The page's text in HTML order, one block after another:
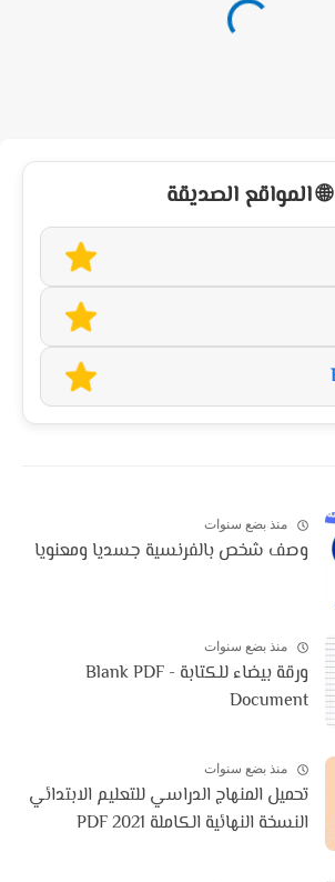
🌐 المواقع الصديقة
منذ بضع سنوات
وصف شخص بالفرنسية جسديا ومعنويا
منذ بضع سنوات
ورقة بيضاء للكتابة - Blank PDF
Document
منذ بضع سنوات
تحميل المنهاج الدراسي للتعليم الابتدائي
النسخة النهائية الكاملة 2021 PDF